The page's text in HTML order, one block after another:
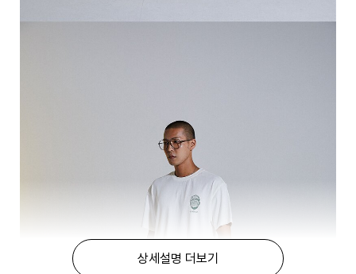
상세설명 더보기